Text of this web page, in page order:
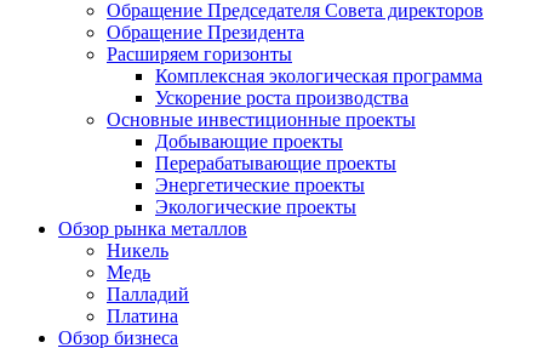
Обращение Председателя Совета директоров
Обращение Президента
Расширяем горизонты
Комплексная экологическая программа
Ускорение роста производства
Основные инвестиционные проекты
Добывающие проекты
Перерабатывающие проекты
Энергетические проекты
Экологические проекты
Обзор рынка металлов
Никель
Медь
Палладий
Платина
Обзор бизнеса